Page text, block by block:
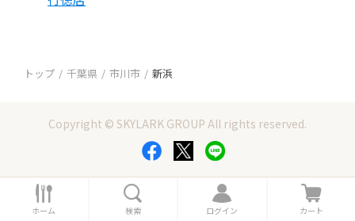
トップ 千葉県 市川市 新浜
Copyright © SKYLARK GROUP All rights reserved.
ホ
ー
ホーム 索
検索
ロ
グ
ログイン
カ
ー
カート